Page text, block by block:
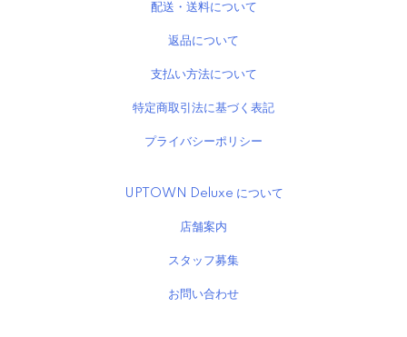
配送・送料について
返品について
支払い方法について
特定商取引法に基づく表記
プライバシーポリシー
UPTOWN Deluxe について
店舗案内
スタッフ募集
お問い合わせ